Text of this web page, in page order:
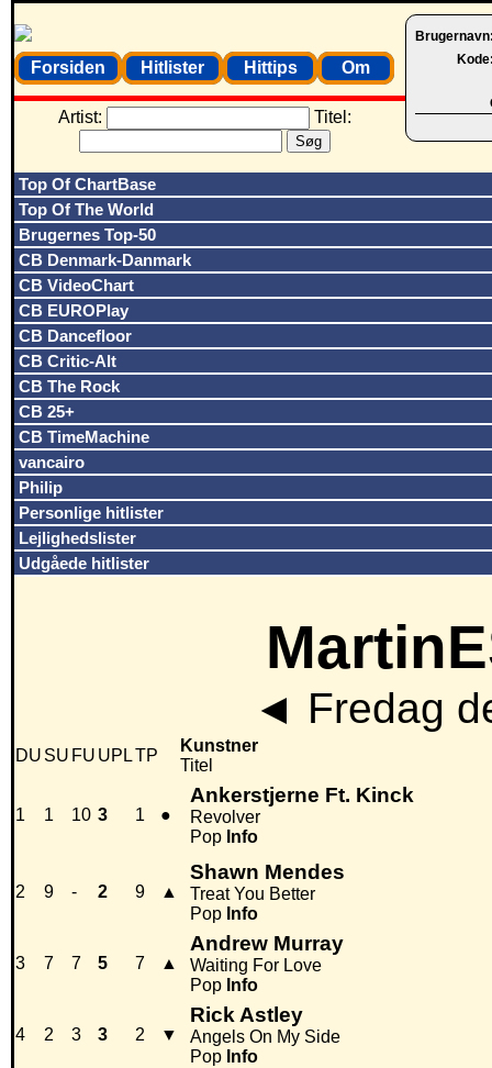
Forsiden Hitlister Hittips Om
Artist: Titel:
Top Of ChartBase
Top Of The World
Brugernes Top-50
CB Denmark-Danmark
CB VideoChart
CB EUROPlay
CB Dancefloor
CB Critic-Alt
CB The Rock
CB 25+
CB TimeMachine
vancairo
Philip
Personlige hitlister
Lejlighedslister
Udgåede hitlister
◄ Fredag
DU SU FU UPLTP
Kunstner
Titel
1 1 10 3 1 ●
Ankerstjerne Ft. Kinck
Revolver
Pop Info
2 9 - 2 9 ▲
Shawn Mendes
Treat You Better
Pop Info
3 7 7 5 7 ▲
Andrew Murray
Waiting For Love
Pop Info
4 2 3 3 2 ▼
Rick Astley
Angels On My Side
Pop Info